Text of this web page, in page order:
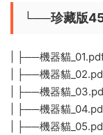
└──珍藏版45
| ├──機器貓
| ├──機器貓
| ├──機器貓
| ├──機器貓
| ├──機器貓